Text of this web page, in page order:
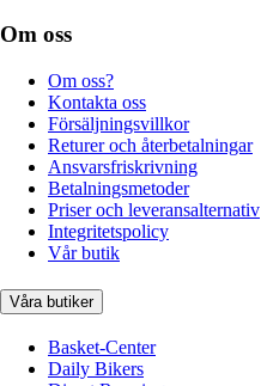
Om oss
Om oss?
Kontakta oss
Försäljningsvillkor
Returer och återbetalningar
Ansvarsfriskrivning
Betalningsmetoder
Priser och leveransalternativ
Integritetspolicy
Vår butik
Våra butiker
Basket-Center
Daily Bikers